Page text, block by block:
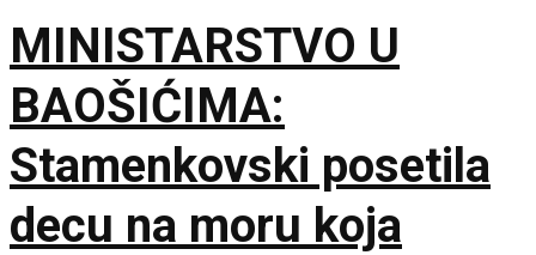
MINISTARSTVO U
BAOŠIĆIMA:
Stamenkovski posetila
decu na moru koja